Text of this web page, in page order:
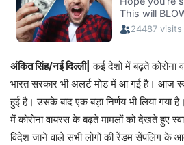
अंकित सिंह/नई दिल्ली| कई देशों में बढ़ते कोरोना
भारत सरकार भी अलर्ट मोड में आ गई है। आज
हुई है। उसके बाद एक बड़ा निर्णय भी लिया गया
में कोरोना वायरस के बढ़ते मामलों को देखते हुए
विदेश जाने वाले सभी लोगों की रेंडम सेंपलिंग